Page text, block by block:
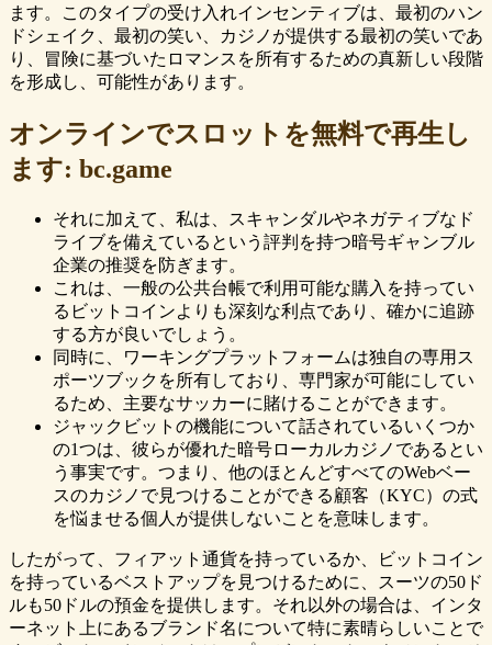
ます。このタイプの受け入れインセンティブは、最初のハン
ドシェイク、最初の笑い、カジノが提供する最初の笑いであ
り、冒険に基づいたロマンスを所有するための真新しい段階
を形成し、可能性があります。
オンラインでスロットを無料で再生し
ます: bc.game
それに加えて、私は、スキャンダルやネガティブなド
ライブを備えているという評判を持つ暗号ギャンブル
企業の推奨を防ぎます。
これは、一般の公共台帳で利用可能な購入を持ってい
るビットコインよりも深刻な利点であり、確かに追跡
する方が良いでしょう。
同時に、ワーキングプラットフォームは独自の専用ス
ポーツブックを所有しており、専門家が可能にしてい
るため、主要なサッカーに賭けることができます。
ジャックビットの機能について話されているいくつか
の1つは、彼らが優れた暗号ローカルカジノであるとい
う事実です。つまり、他のほとんどすべてのWebベー
スのカジノで見つけることができる顧客（KYC）の式
を悩ませる個人が提供しないことを意味します。
したがって、フィアット通貨を持っているか、ビットコイン
を持っているベストアップを見つけるために、スーツの50ド
ルも50ドルの預金を提供します。それ以外の場合は、インタ
ーネット上にあるブランド名について特に素晴らしいことで